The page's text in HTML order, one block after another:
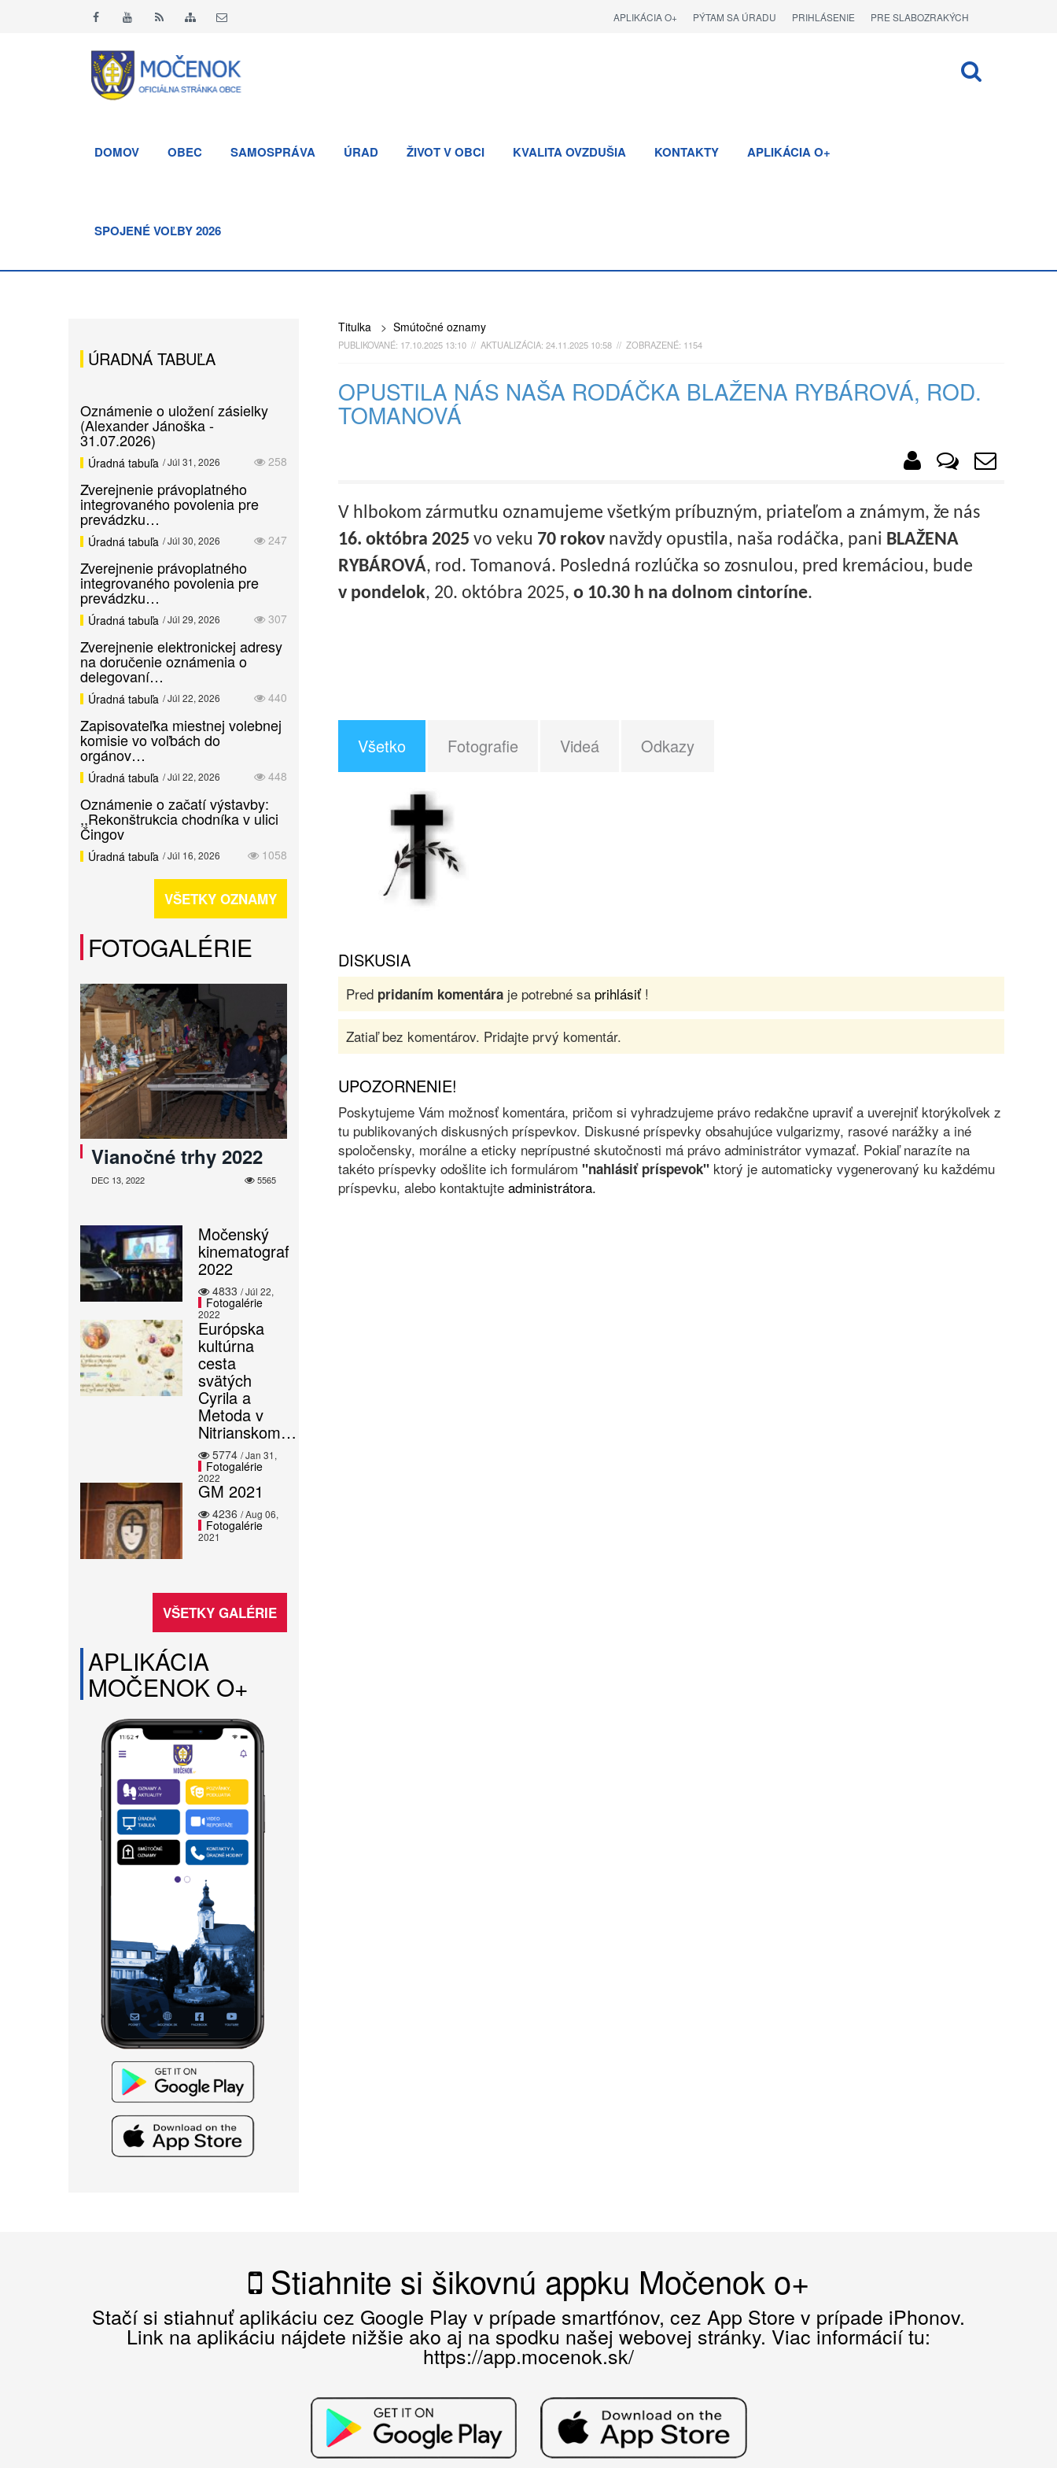
PRE SLABOZRAKÝCH
PRIHLÁSENIE
PÝTAM SA ÚRADU
APLIKÁCIA O+
DOMOV OBEC SAMOSPRÁVA ÚRAD ŽIVOT V OBCI KVALITA OVZDUŠIA KONTAKTY APLIKÁCIA O+
SPOJENÉ VOĽBY 2026
Titulka> Smútočné oznamy
PUBLIKOVANÉ: 17.10.2025 13:10 // AKTUALIZÁCIA: 24.11.2025 10:58 // ZOBRAZENÉ: 1154
OPUSTILA NÁS NAŠA RODÁČKA BLAŽENA RYBÁROVÁ, ROD.
TOMANOVÁ
V hlbokom zármutku oznamujeme všetkým príbuzným, priateľom a známym, že nás
16. októbra 2025 vo veku 70 rokovnavždy opustila, naša rodáčka, pani BLAŽENA
RYBÁROVÁ, rod. Tomanová. Posledná rozlúčka so zosnulou, pred kremáciou, bude
v pondelok, 20. októbra 2025, o 10.30 h na dolnom cintoríne.
Všetko Fotografie Videá Odkazy
DISKUSIA
Pred pridaním komentáraje potrebné sa prihlásiť!
Zatiaľ bez komentárov. Pridajte prvý komentár.
UPOZORNENIE!
Poskytujeme Vám možnosť komentára, pričom si vyhradzujeme právo redakčne upraviť a uverejniť ktorýkoľvek z
tu publikovaných diskusných príspevkov. Diskusné príspevky obsahujúce vulgarizmy, rasové narážky a iné
spoločensky, morálne a eticky neprípustné skutočnosti má právo administrátor vymazať. Pokiaľ narazíte na
takéto príspevky odošlite ich formulárom "nahlásiť príspevok"ktorý je automaticky vygenerovaný ku každému
príspevku, alebo kontaktujte administrátora.
ÚRADNÁ TABUĽA
Oznámenie o uložení zásielky
(Alexander Jánoška -
31.07.2026)
258
Úradná tabuľa / Júl 31, 2026
Zverejnenie právoplatného
integrovaného povolenia pre
prevádzku…
247
Úradná tabuľa / Júl 30, 2026
Zverejnenie právoplatného
integrovaného povolenia pre
prevádzku…
307
Úradná tabuľa / Júl 29, 2026
Zverejnenie elektronickej adresy
na doručenie oznámenia o
delegovaní…
440
Úradná tabuľa / Júl 22, 2026
Zapisovateľka miestnej volebnej
komisie vo voľbách do
orgánov…
448
Úradná tabuľa / Júl 22, 2026
Oznámenie o začatí výstavby:
,,Rekonštrukcia chodníka v ulici
Čingov
1058
Úradná tabuľa / Júl 16, 2026
VŠETKY OZNAMY
FOTOGALÉRIE
Vianočné trhy 2022
5565
DEC 13, 2022
Močenský
kinematograf
2022
4833
Fotogalérie
/ Júl 22,
2022
Európska
kultúrna
cesta
svätých
Cyrila a
Metoda v
Nitrianskom…
5774
Fotogalérie
/ Jan 31,
2022
GM 2021
4236
Fotogalérie
/ Aug 06,
2021
VŠETKY GALÉRIE
APLIKÁCIA
MOČENOK O+
Stiahnite si šikovnú appku Močenok o+
Stačí si stiahnuť aplikáciu cez Google Play v prípade smartfónov, cez App Store v prípade iPhonov.
Link na aplikáciu nájdete nižšie ako aj na spodku našej webovej stránky. Viac informácií tu:
https://app.mocenok.sk/